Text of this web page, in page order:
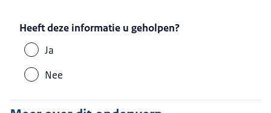
Heeft deze informatie u geholpen?
Ja
Nee